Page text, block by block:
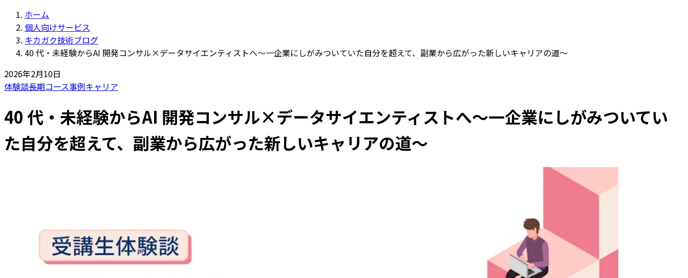
ホーム
個人向けサービス
キカガク技術ブログ
40 代・未経験からAI 開発コンサル×データサイエンティストへ～一企業にしがみついていた自分を超えて、副業から広がった新しいキャリアの道～
2026年2月10日
体験談長期コース事例キャリア
40 代・未経験からAI 開発コンサル×データサイエンティストへ～一企業にしがみついてい
た自分を超えて、副業から広がった新しいキャリアの道～